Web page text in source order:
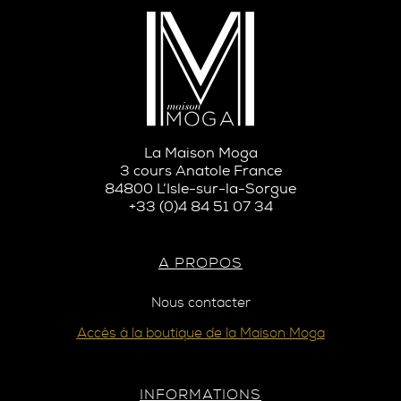
La Maison Moga
3 cours Anatole France
84800 L’Isle-sur-la-Sorgue
+33 (0)4 84 51 07 34
A PROPOS
Nous contacter
Accès à la boutique de la Maison Moga
INFORMATIONS